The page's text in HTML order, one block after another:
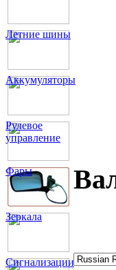
Летние шины
Аккумуляторы
Рулевое
управление
Фары
Зеркала
Сигнализации